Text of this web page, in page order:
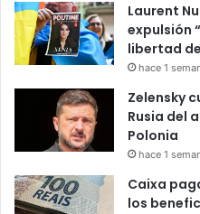
Laurent
expulsión
libertad
hace 1
Zelensky
Rusia del
Polonia
hace 1
Caixa
los